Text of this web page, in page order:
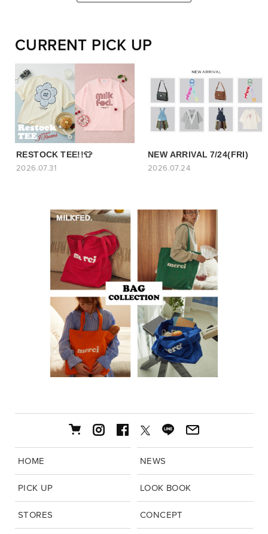
CURRENT PICK UP
RESTOCK TEE!!👕
2026.07.31
NEW ARRIVAL 7/24(FRI)
2026.07.24
HOME NEWS
PICK UP LOOK BOOK
STORES CONCEPT